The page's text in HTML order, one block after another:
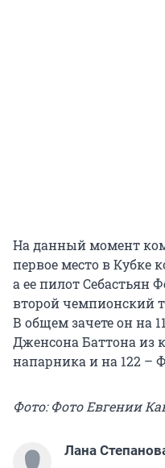
На данный момент
первое место в Кубке
а ее пилот Себастьян
второй чемпионский
В общем зачете он на
Дженсона Баттона из
напарника и на 122 –
Фото: Фото Евгении
Лана